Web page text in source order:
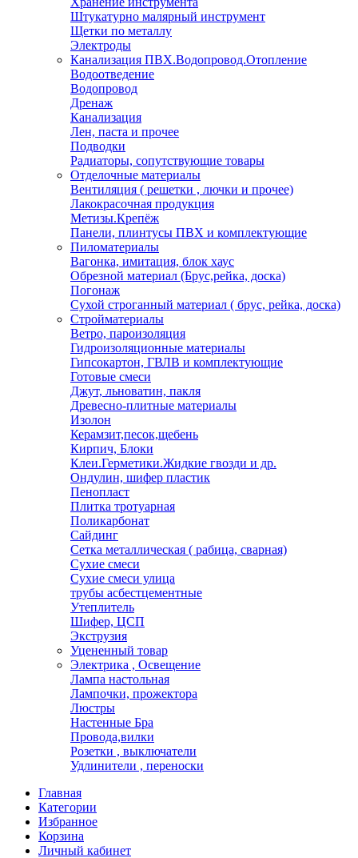
Штукатурно малярный инструмент
Щетки по металлу
Электроды
Канализация ПВХ.Водопровод.Отопление
Водоотведение
Водопровод
Дренаж
Канализация
Лен, паста и прочее
Подводки
Радиаторы, сопутствующие товары
Отделочные материалы
Вентиляция ( решетки , лючки и прочее)
Лакокрасочная продукция
Метизы.Крепёж
Панели, плинтусы ПВХ и комплектующие
Пиломатериалы
Вагонка, имитация, блок хаус
Обрезной материал (Брус,рейка, доска)
Погонаж
Сухой строганный материал ( брус, рейка, доска)
Стройматериалы
Ветро, пароизоляция
Гидроизоляционные материалы
Гипсокартон, ГВЛВ и комплектующие
Готовые смеси
Джут, льноватин, пакля
Древесно-плитные материалы
Изолон
Керамзит,песок,щебень
Кирпич, Блоки
Клеи.Герметики.Жидкие гвозди и др.
Ондулин, шифер пластик
Пенопласт
Плитка тротуарная
Поликарбонат
Сайдинг
Сетка металлическая ( рабица, сварная)
Сухие смеси
Сухие смеси улица
трубы асбестцементные
Утеплитель
Шифер, ЦСП
Экструзия
Уцененный товар
Электрика , Освещение
Лампа настольная
Лампочки, прожектора
Люстры
Настенные Бра
Провода,вилки
Розетки , выключатели
Удлинители , переноски
Главная
Категории
Избранное
Корзина
Личный кабинет